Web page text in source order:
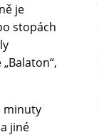
je
stopách
minuty
jiné